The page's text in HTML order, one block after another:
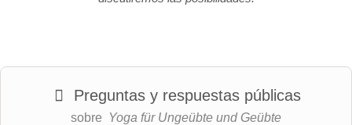
Preguntas y respuestas públicas
sobre Yoga für Ungeübte und Geübte